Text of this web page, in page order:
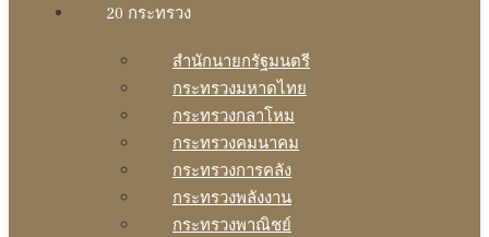
20 กระทรวง
สํานักนายกรัฐมนตรี
กระทรวงมหาดไทย
กระทรวงกลาโหม
กระทรวงคมนาคม
กระทรวงการคลัง
กระทรวงพลังงาน
กระทรวงพาณิชย์